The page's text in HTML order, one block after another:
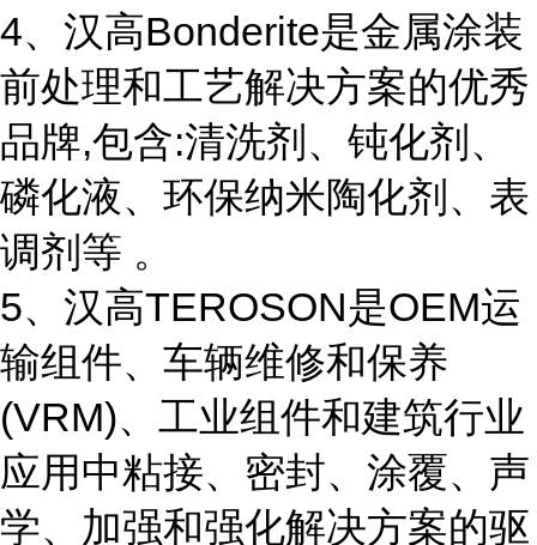
4、汉高Bonderite是金属涂装
前处理和工艺解决方案的优秀
品牌,包含:清洗剂、钝化剂、
磷化液、环保纳米陶化剂、表
调剂等 。
5、汉高TEROSON是OEM运
输组件、车辆维修和保养
(VRM)、工业组件和建筑行业
应用中粘接、密封、涂覆、声
学、加强和强化解决方案的驱